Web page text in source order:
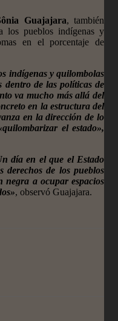
Guajajara, también
los pueblos indígenas y
en el porcentaje de
indígenas y quilombolas
dentro de las políticas de
va mucho más allá del
en la estructura del
en la dirección de lo
el estado»,
día en el que el Estado
derechos de los pueblos
negra a ocupar espacios
, observó Guajajara.